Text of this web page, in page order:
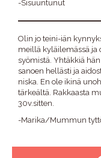
-Sisuuntunut
Olin jo teini-iän
meillä kyläilemässä ja
syömistä. Yhtäkkiä
sanoen hellästi ja
niska. En ole ikinä
tärkeältä. Rakkaasta
30v.sitten.
-Marika/Mummun